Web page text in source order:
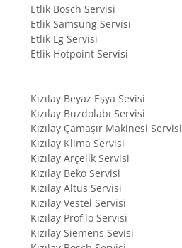
Etlik Bosch Servisi
Etlik Samsung Servisi
Etlik Lg Servisi
Etlik Hotpoint Servisi
Kızılay Beyaz Eşya Sevisi
Kızılay Buzdolabı Servisi
Kızılay Çamaşır Makinesi Servisi
Kızılay Klima Servisi
Kızılay Arçelik Servisi
Kızılay Beko Servisi
Kızılay Altus Servisi
Kızılay Vestel Servisi
Kızılay Profilo Servisi
Kızılay Siemens Sevisi